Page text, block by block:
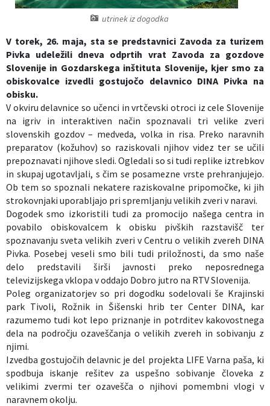
utrinek iz dogodka
V torek, 26. maja, sta se predstavnici Zavoda za turizem
Pivka udeležili dneva odprtih vrat Zavoda za gozdove
Slovenije in Gozdarskega inštituta Slovenije, kjer smo za
obiskovalce izvedli gostujočo delavnico DINA Pivka na
obisku.
V okviru delavnice so učenci in vrtčevski otroci iz cele Slovenije
na igriv in interaktiven način spoznavali tri velike zveri
slovenskih gozdov – medveda, volka in risa. Preko naravnih
preparatov (kožuhov) so raziskovali njihov videz ter se učili
prepoznavati njihove sledi. Ogledali so si tudi replike iztrebkov
in skupaj ugotavljali, s čim se posamezne vrste prehranjujejo.
Ob tem so spoznali nekatere raziskovalne pripomočke, ki jih
strokovnjaki uporabljajo pri spremljanju velikih zveri v naravi.
Dogodek smo izkoristili tudi za promocijo našega centra in
povabilo obiskovalcem k obisku pivških razstavišč ter
spoznavanju sveta velikih zveri v Centru o velikih zvereh DINA
Pivka. Posebej veseli smo bili tudi priložnosti, da smo naše
delo predstavili širši javnosti preko neposrednega
televizijskega vklopa v oddajo Dobro jutro na RTV Slovenija.
Poleg organizatorjev so pri dogodku sodelovali še Krajinski
park Tivoli, Rožnik in Šišenski hrib ter Center DINA, kar
razumemo tudi kot lepo priznanje in potrditev kakovostnega
dela na področju ozaveščanja o velikih zvereh in sobivanju z
njimi.
Izvedba gostujočih delavnic je del projekta LIFE Varna paša, ki
spodbuja iskanje rešitev za uspešno sobivanje človeka z
velikimi zvermi ter ozavešča o njihovi pomembni vlogi v
naravnem okolju.
Kultura, šport in turizem
Sociala in zdravstvo
Skupna občinska uprava